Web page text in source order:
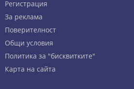
Регистрация
За реклама
Πoвepитeлнocт
Общи условия
Политика за "бисквитките"
Карта на сайта